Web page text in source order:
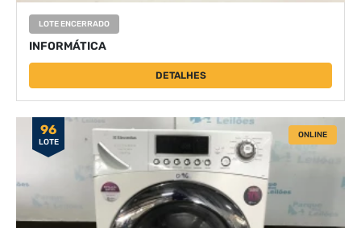
LOTE ENCERRADO
INFORMÁTICA
DETALHES
96
LOTE
ONLINE